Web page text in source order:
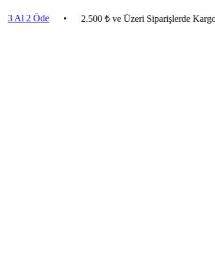
Öde • 2.500 ₺ ve Üzeri Siparişlerde Kargo